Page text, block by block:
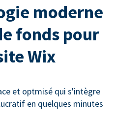
moderne
fonds pour
Wix
et optmisé qui s'intègre
en quelques minutes